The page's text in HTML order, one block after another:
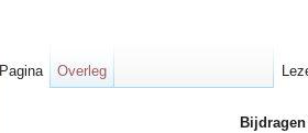
Pagina Overleg